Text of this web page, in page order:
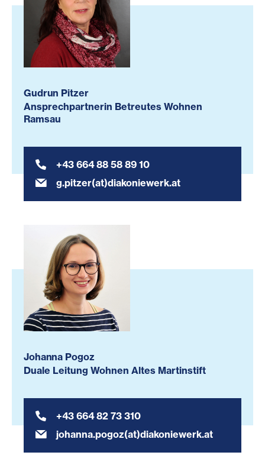
Gudrun Pitzer
Ansprechpartnerin Betreutes Wohnen
Ramsau
+43 664 88 58 89 10
g.pitzer(at)diakoniewerk.at
Johanna Pogoz
Duale Leitung Wohnen Altes Martinstift
+43 664 82 73 310
johanna.pogoz(at)diakoniewerk.at